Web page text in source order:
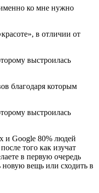
ко мне нужно
в отличии от
благодаря которым
и Google 80% людей
того как изучат
в первую очередь
новую вещь или сходить в